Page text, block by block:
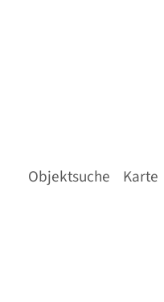
Objektsuche Karte